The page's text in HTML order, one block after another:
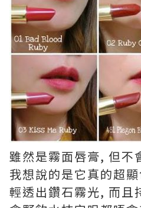
雖然是霧面唇膏, 但不
我想說的是它真的超
輕透出鑽石霧光, 而且